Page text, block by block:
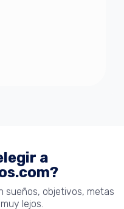
a
sueños, objetivos, metas
lejos.